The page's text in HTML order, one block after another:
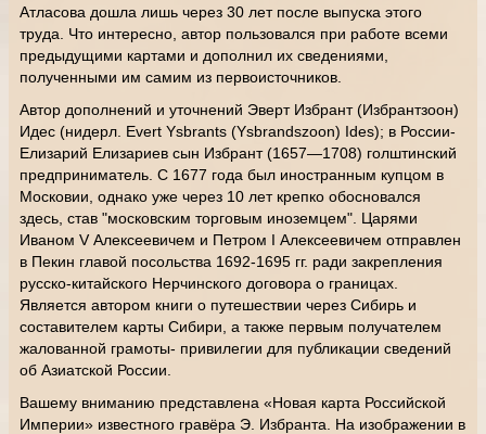
Атласова дошла лишь через 30 лет после выпуска этого
труда. Что интересно, автор пользовался при работе всеми
предыдущими картами и дополнил их сведениями,
полученными им самим из первоисточников.
Автор дополнений и уточнений Эверт Избрант (Избрантзоон)
Идес (нидерл. Evert Ysbrants (Ysbrandszoon) Ides); в России-
Елизарий Елизариев сын Избрант (1657—1708) голштинский
предприниматель. С 1677 года был иностранным купцом в
Московии, однако уже через 10 лет крепко обосновался
здесь, став "московским торговым иноземцем". Царями
Иваном V Алексеевичем и Петром I Алексеевичем отправлен
в Пекин главой посольства 1692-1695 гг. ради закрепления
русско-китайского Нерчинского договора о границах.
Является автором книги о путешествии через Сибирь и
составителем карты Сибири, а также первым получателем
жалованной грамоты- привилегии для публикации сведений
об Азиатской России.
Вашему вниманию представлена «Новая карта Российской
Империи» известного гравёра Э. Избранта. На изображении в